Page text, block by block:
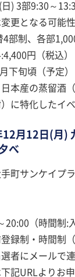
) 3部9:30～
更となる可能性
4部制、各部
円（税込）
下旬頃（予定
本産の蒸留酒
に特化したイベ
月12日(月)
べ
町サンケイプ
20:00（時間制:
録制・時間制
者にメールで
記URLよりお申